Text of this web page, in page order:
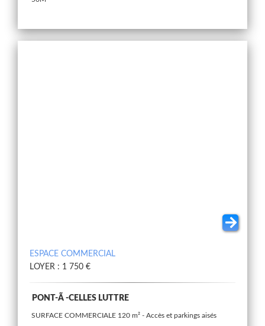
ESPACE COMMERCIAL
LOYER : 1 750 €
PONT-Ã -CELLES LUTTRE
SURFACE COMMERCIALE 120 m² - Accès et parkings aisés